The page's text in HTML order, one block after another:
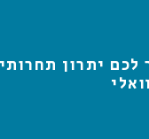
לכם יתרון